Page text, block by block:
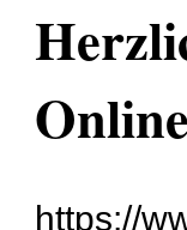
https://